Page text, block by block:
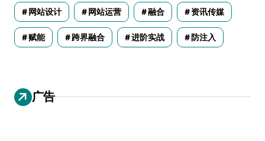
网站设计 网站运营 融合 资讯传媒
赋能 跨界融合 进阶实战 防注入
广告